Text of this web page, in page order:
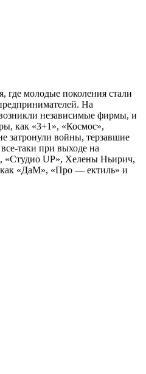
молодые поколения стали
На
независимые фирмы, и
как «3+1», «Космос»,
затронули войны, терзавшие
таки при выходе на
«Студио UP», Хелены Ньирич,
как «ДаМ», «Про — ектиль» и